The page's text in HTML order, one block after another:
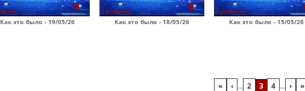
Как это было - 19/05/26 Как это было - 18/05/26 Как это было - 15/05/26
« ‹ … 2 3 4 … › »